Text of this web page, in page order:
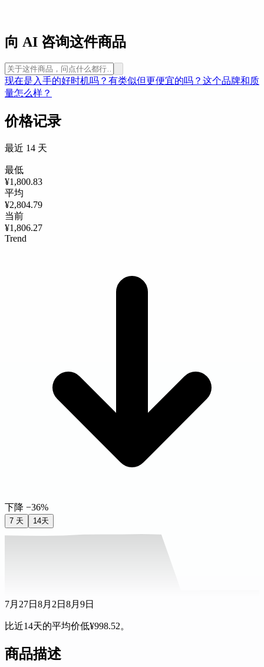
向 AI 咨询这件商品
现在是入手的好时机吗？ 有类似但更便宜的吗？ 这个品牌和质
量怎么样？
价格记录
最近 14 天
最低
¥1,800.83
平均
¥2,804.79
当前
¥1,806.27
Trend
下降 −36%
7 天 14天
7月27日 8月2日 8月9日
比近14天的平均价低¥998.52。
商品描述